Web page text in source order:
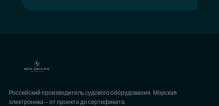
Российский производитель судового оборудования. Морская
электроника — от проекта до сертификата.